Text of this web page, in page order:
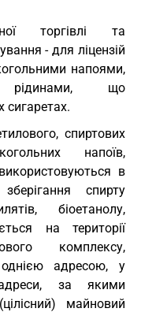
торгівлі та
- для ліцензій
напоями,
рідинами, що
сигаретах.
спиртових
напоїв,
в
спирту
біоетанолу,
на території
комплексу,
адресою, у
за якими
майновий